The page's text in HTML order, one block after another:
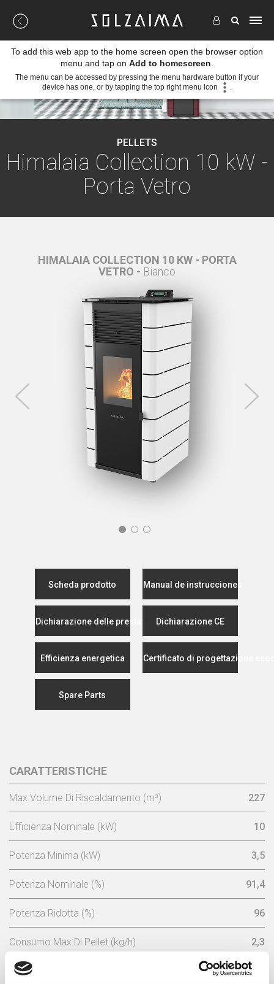
PELLETS
Himalaia Collection 10 kW -
Porta Vetro
HIMALAIA COLLECTION 10 KW - PORTA
VETRO - Bianco
Scheda prodotto Manual de instrucciones
Dichiarazione delle prestazioniDichiarazione CE
Efficienza energetica Certificato di progettazione
Spare Parts
CARATTERISTICHE
Max Volume Di Riscaldamento (m³) 227
Efficienza Nominale (kW) 10
Potenza Minima (kW) 3,5
Potenza Nominale (%) 91,4
Potenza Ridotta (%) 96
Consumo Max Di Pellet (kg/h) 2,3
Consumo Minimo Pellet (kg/h) 0,77
To add this web app to the home screen open the browser option
menu and tap on Add to homescreen
The menu can be accessed by pressing the menu hardware button if your
device has one, or by tapping the top right menu icon
.